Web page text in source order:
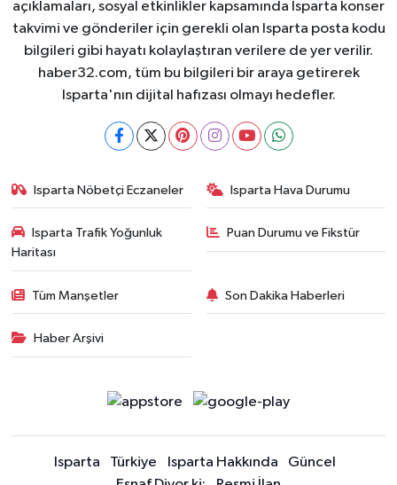
açıklamaları, sosyal etkinlikler kapsamında Isparta konser
takvimi ve gönderiler için gerekli olan Isparta posta kodu
bilgileri gibi hayatı kolaylaştıran verilere de yer verilir.
haber32.com, tüm bu bilgileri bir araya getirerek
Isparta'nın dijital hafızası olmayı hedefler.
Isparta Nöbetçi Eczaneler Isparta Hava Durumu
Isparta Trafik Yoğunluk
Haritası
Puan Durumu ve Fikstür
Tüm Manşetler Son Dakika Haberleri
Haber Arşivi
Isparta Türkiye Isparta Hakkında
Güncel